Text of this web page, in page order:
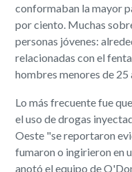
conformaban la mayor
por ciento. Muchas
personas jóvenes:
relacionadas con el
hombres menores de 25
Lo más frecuente fue
el uso de drogas
Oeste "se reportaron
fumaron o ingirieron en
anotó el equipo de